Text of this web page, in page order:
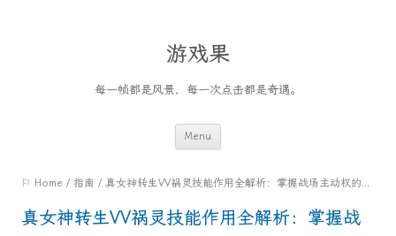
游戏果
每一帧都是风景，每一次点击都是奇遇。
Menu
content
⚐ Home / 指南 / 真女神转生VV祸灵技能作用全解析：掌握战场主动权的关键
真女神转生VV祸灵技能作用全解析：掌握战